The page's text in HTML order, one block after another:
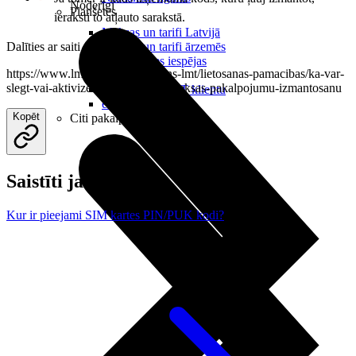
Noderīgi
Maksas un tarifi Latvijā
Maksas un tarifi ārzemēs
LMT Kartes iespējas
Kā kļūt par LMT klientu
eSIM tehnoloģija
Citi pakalpojumi
Planšetes
ieraksti to atļauto sarakstā.
Dalīties ar saiti
https://www.lmt.lv/palidziba/mans-lmt/lietosanas-pamacibas/ka-var-
slegt-vai-aktivizet-paaugstinatas-maksas-pakalpojumu-izmantosanu
Kopēt
Saistīti jautājumi
Kur ir pieejami SIM kartes PIN/PUK kodi?